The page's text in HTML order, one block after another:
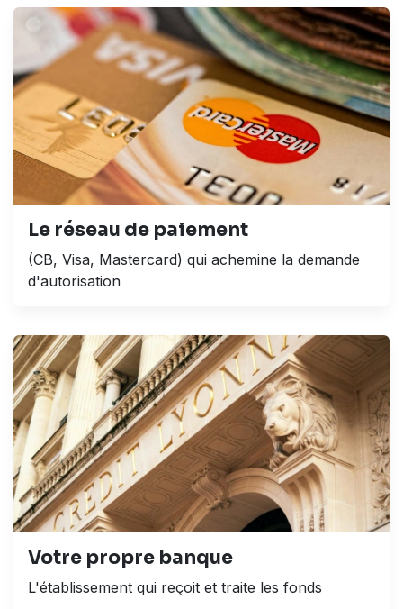
Le réseau de paiement
(CB, Visa, Mastercard) qui achemine la demande
d'autorisation
Votre propre banque
L'établissement qui reçoit et traite les fonds